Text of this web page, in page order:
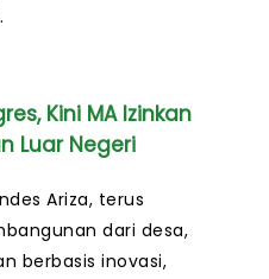
Kini MA Izinkan
Luar Negeri
Ariza, terus
dari desa,
berbasis inovasi,